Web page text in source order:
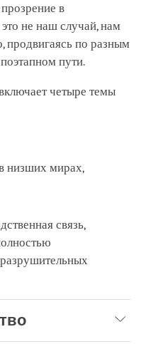
в
не наш случай, нам
продвигаясь по разным
пути.
четыре темы
низших мирах,
связь,